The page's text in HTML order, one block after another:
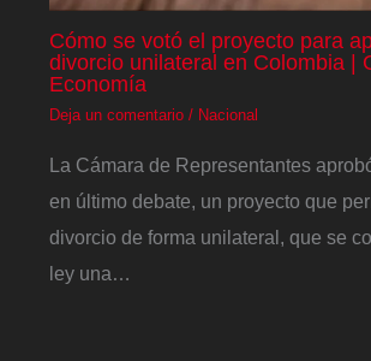
Cómo se votó el proyecto para
divorcio unilateral en Colombia |
Economía
Deja un comentario / Nacional
La Cámara de Representantes
en último debate, un proyecto que
divorcio de forma unilateral, que se
ley una…